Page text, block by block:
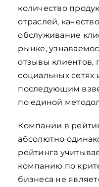
количество
отраслей,
обслуживание
рынке,
отзывы клиентов,
социальных
последующим
по единой
Компании в
абсолютно
рейтинга
компанию по
бизнеса не